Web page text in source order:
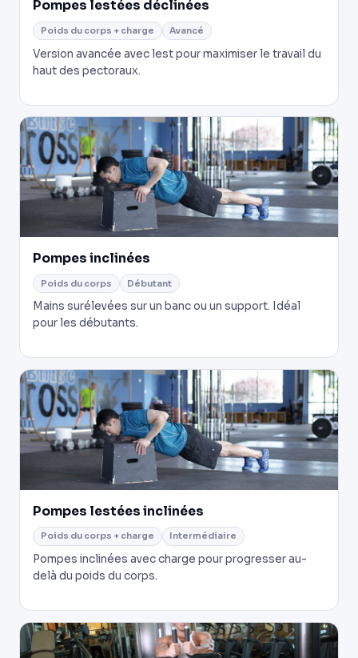
Pompes lestées déclinées
Poids du corps + charge Avancé
Version avancée avec lest pour maximiser le travail du
haut des pectoraux.
Pompes inclinées
Poids du corps Débutant
Mains surélevées sur un banc ou un support. Idéal
pour les débutants.
Pompes lestées inclinées
Poids du corps + charge Intermédiaire
Pompes inclinées avec charge pour progresser au-
delà du poids du corps.